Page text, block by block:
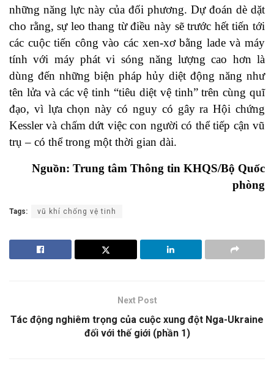
những năng lực này của đối phương. Dự đoán dè dặt
cho rằng, sự leo thang từ điều này sẽ trước hết tiến tới
các cuộc tiến công vào các xen-xơ bằng lade và máy
tính với máy phát vi sóng năng lượng cao hơn là
dùng đến những biện pháp hủy diệt động năng như
tên lửa và các vệ tinh “tiêu diệt vệ tinh” trên cùng quĩ
đạo, vì lựa chọn này có nguy có gây ra Hội chứng
Kessler và chấm dứt việc con người có thể tiếp cận vũ
trụ – có thể trong một thời gian dài.
Nguồn: Trung tâm Thông tin KHQS/Bộ Quốc
phòng
Tags: vũ khí chống vệ tinh
Next Post
Tác động nghiêm trọng của cuộc xung đột Nga-Ukraine
đối với thế giới (phần 1)